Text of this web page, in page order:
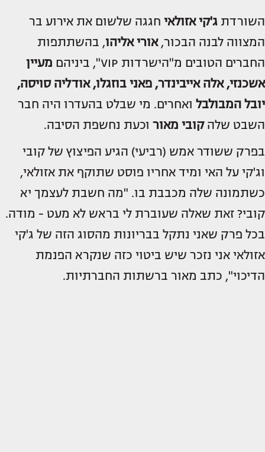
השורדת ג'קי אזולאי חגגה שלשום את אירוע בר
המצווה לבנה הבכור,אורי אליהו, בהשתתפות
החברים הטובים מ"הישרדות VIP", ביניהם
מעיין
אשכנזי, אלה אייבינדר, פאני בוזגלו, אודליה סויסה,
יובל המבולבל ואחרים. מי שבלט בהעדרו היה חבר
השבט שלהקובי מאור וכעת נחשפת הסיבה.
בפרק ששודר אמש (רביעי) הגיע הפיצוץ של קובי
וג'קי על האי ומיד אחריו פוסט שתוקף את אזולאי,
כשתמונה שלה מכבבת בו. "מה חשבת לעצמך יא
קובי? זאת שאלה שעוברת לי בראש לא מעט - מודה.
בכל פרק שאני נתקל בבריונות מהסוג הזה של ג'קי
אזולאי אני נזכר שיש ביטוי כזה שנקרא הפנמת
הדיכוי", כתב מאור ברשתות החברתיות.